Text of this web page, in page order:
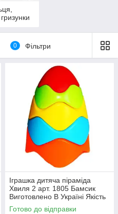
гризунки
0 Фільтри
Іграшка дитяча піраміда
Хвиля 2 арт. 1805 Бамсик
Виготовлено В Україні Якість
Готово до відправки